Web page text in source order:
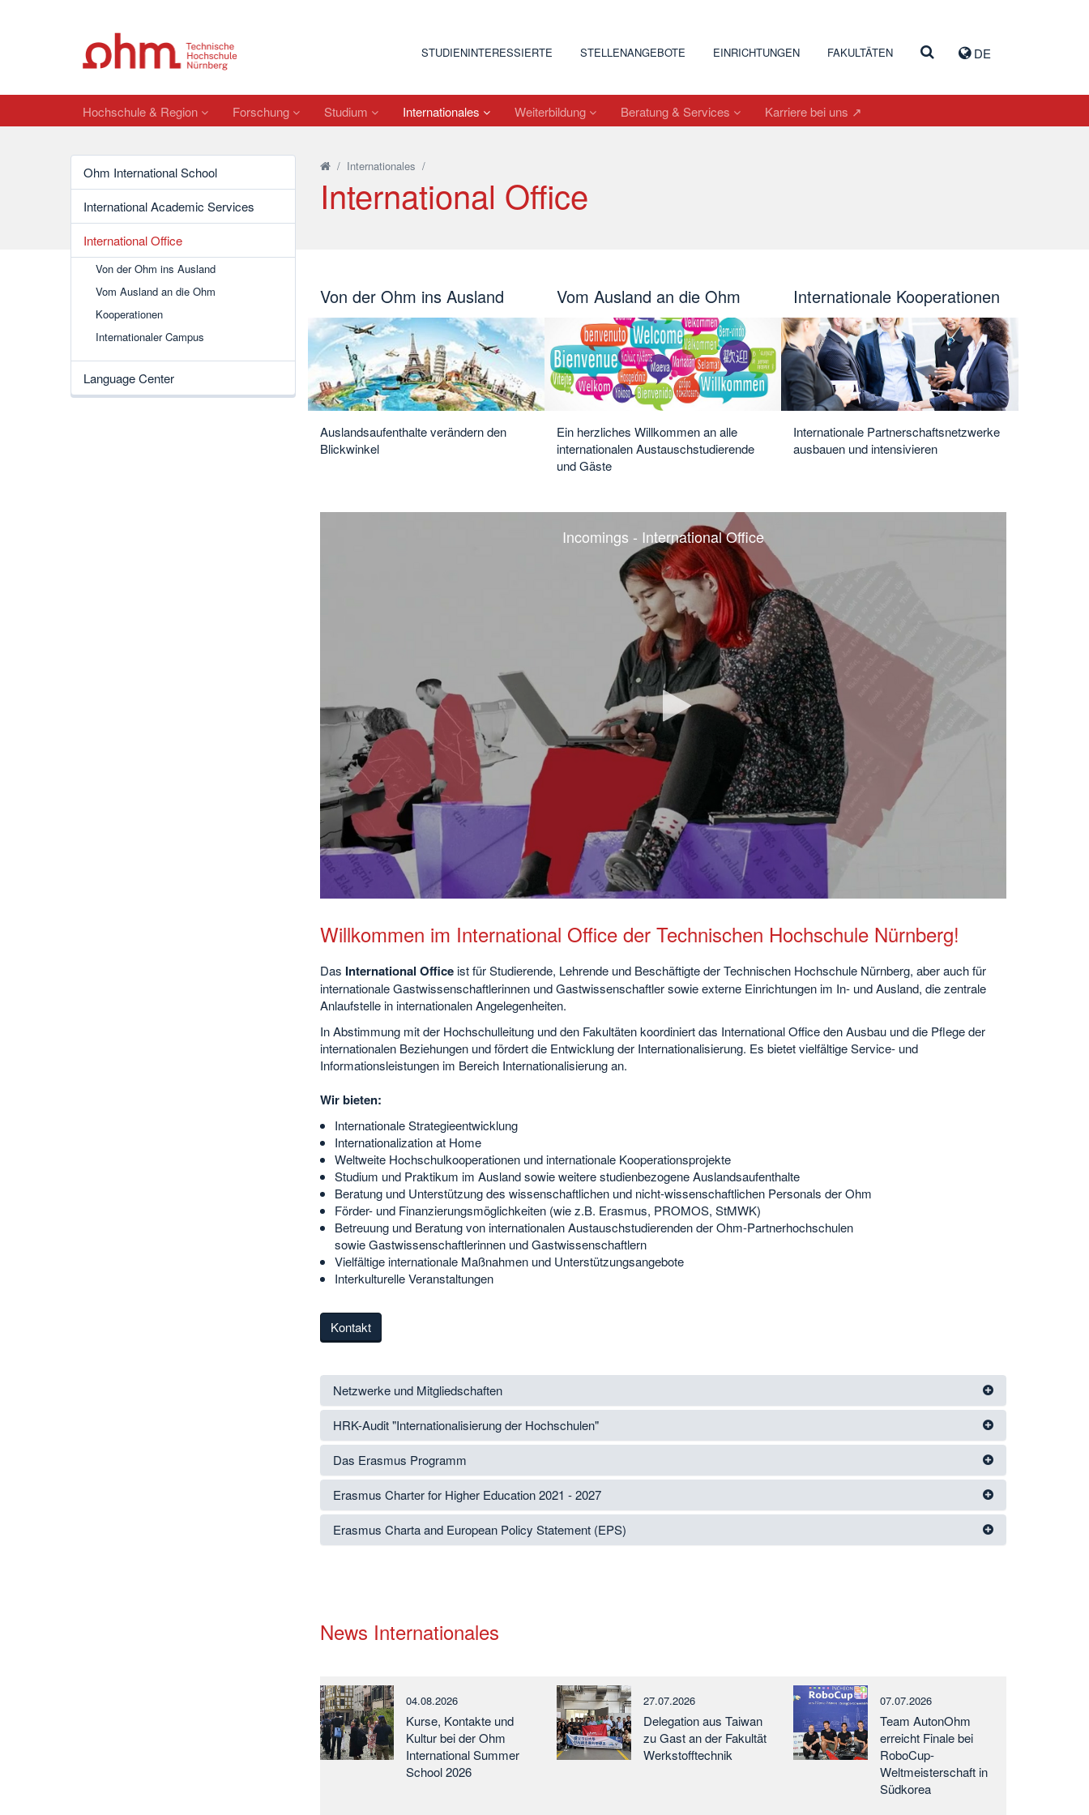
DE
STUDIENINTERESSIERTE STELLENANGEBOTE EINRICHTUNGEN FAKULTÄTEN
Hochschule & Region Forschung Studium Internationales Weiterbildung Beratung & Services Karriere bei uns ↗
Ohm International School
International Academic Services
International Office
Von der Ohm ins Ausland
Vom Ausland an die Ohm
Kooperationen
Internationaler Campus
Language Center
/ Internationales /
International Office
Von der Ohm ins Ausland
Auslandsaufenthalte verändern den
Blickwinkel
Vom Ausland an die Ohm
Ein herzliches Willkommen an alle
internationalen Austauschstudierende
und Gäste
Internationale Kooperationen
Internationale Partnerschaftsnetzwerke
ausbauen und intensivieren
Incomings - International Office
Video
abspielen
Willkommen im International Office der Technischen Hochschule Nürnberg!
Das International Officeist für Studierende, Lehrende und Beschäftigte der Technischen Hochschule Nürnberg, aber auch für
internationale Gastwissenschaftlerinnen und Gastwissenschaftler sowie externe Einrichtungen im In- und Ausland, die zentrale
Anlaufstelle in internationalen Angelegenheiten.
In Abstimmung mit der Hochschulleitung und den Fakultäten koordiniert das International Office den Ausbau und die Pflege der
internationalen Beziehungen und fördert die Entwicklung der Internationalisierung. Es bietet vielfältige Service- und
Informationsleistungen im Bereich Internationalisierung an.
Wir bieten:
Internationale Strategieentwicklung
Internationalization at Home
Weltweite Hochschulkooperationen und internationale Kooperationsprojekte
Studium und Praktikum im Ausland sowie weitere studienbezogene Auslandsaufenthalte
Beratung und Unterstützung des wissenschaftlichen und nicht-wissenschaftlichen Personals der Ohm
Förder- und Finanzierungsmöglichkeiten (wie z.B. Erasmus, PROMOS, StMWK)
Betreuung und Beratung von internationalen Austauschstudierenden der Ohm-Partnerhochschulen
sowie Gastwissenschaftlerinnen und Gastwissenschaftlern
Vielfältige internationale Maßnahmen und Unterstützungsangebote
Interkulturelle Veranstaltungen
Kontakt
Netzwerke und Mitgliedschaften
HRK-Audit "Internationalisierung der Hochschulen"
Das Erasmus Programm
Erasmus Charter for Higher Education 2021 - 2027
Erasmus Charta and European Policy Statement (EPS)
News Internationales
04.08.2026
Kurse, Kontakte und
Kultur bei der Ohm
International Summer
School 2026
27.07.2026
Delegation aus Taiwan
zu Gast an der Fakultät
Werkstofftechnik
07.07.2026
Team AutonOhm
erreicht Finale bei
RoboCup-
Weltmeisterschaft in
Südkorea